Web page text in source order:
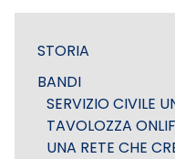
STORIA
BANDI
SERVIZIO CIVILE
TAVOLOZZA
UNA RETE CHE